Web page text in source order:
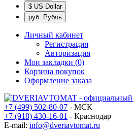
$ US Dollar
руб. Рубль
Личный кабинет
Регистрация
Авторизация
Мои закладки (0)
Корзина покупок
Оформление заказа
+7 (499) 502-80-07 - МСК
+7 (918) 430-16-01 - Краснодар
E-mail: info@dveriavtomat.ru